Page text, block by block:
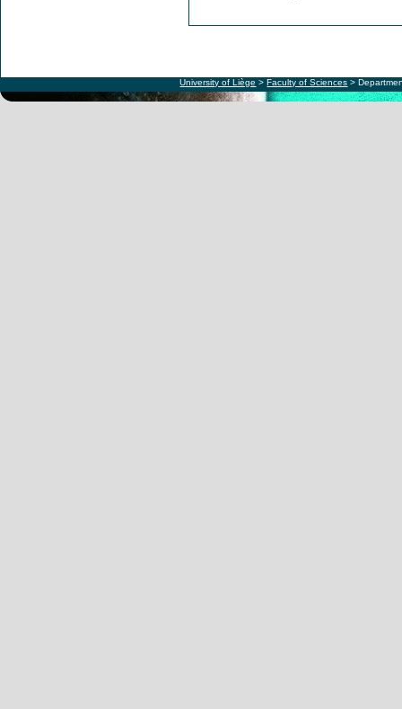
University of Liège >Faculty of Sciences >